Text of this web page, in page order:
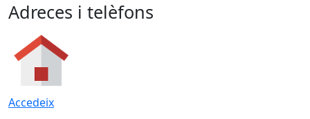
Adreces i telèfons
Accedeix